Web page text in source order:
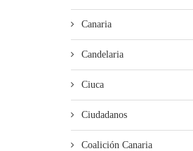
Canaria
Candelaria
Ciuca
Ciudadanos
Coalición Canaria